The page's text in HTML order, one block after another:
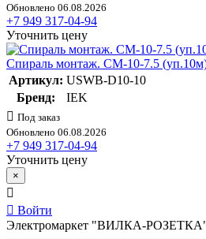
Обновлено 06.08.2026
+7 949 317-04-94
Уточнить цену
Спираль монтаж. СМ-10-7.5
Артикул: USWB-D10-10
Бренд:
IEK
Под заказ
Обновлено 06.08.2026
+7 949 317-04-94
Уточнить цену
×
Войти
Электромаркет "ВИЛКА-